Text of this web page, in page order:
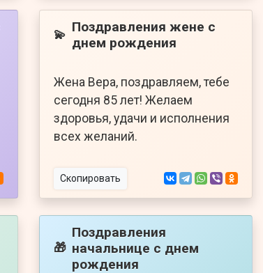
💫 Поздравления жене с
днем рождения
Жена Вера, поздравляем, тебе
сегодня 85 лет! Желаем
здоровья, удачи и исполнения
всех желаний.
Скопировать
🎁
Поздравления
начальнице с днем
рождения